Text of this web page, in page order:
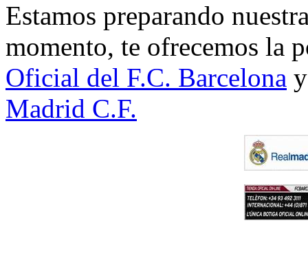
Estamos preparando
momento, te ofrecemos la
Oficial del F.C. Barcelona
Madrid C.F.